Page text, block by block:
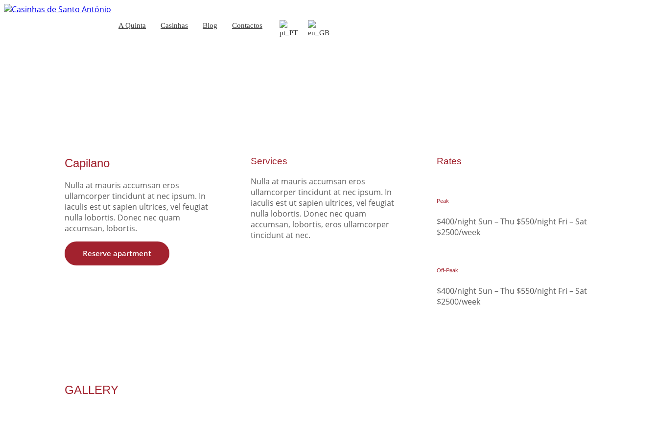
A Quinta Casinhas Blog Contactos
Capilano
Nulla at mauris accumsan eros
ullamcorper tincidunt at nec ipsum. In
iaculis est ut sapien ultrices, vel feugiat
nulla lobortis. Donec nec quam
accumsan, lobortis.
Reserve apartment
Services
Nulla at mauris accumsan eros
ullamcorper tincidunt at nec ipsum. In
iaculis est ut sapien ultrices, vel feugiat
nulla lobortis. Donec nec quam
accumsan, lobortis, eros ullamcorper
tincidunt at nec.
Rates
Peak
$400/night Sun – Thu $550/night Fri – Sat
$2500/week
Off-Peak
$400/night Sun – Thu $550/night Fri – Sat
$2500/week
GALLERY